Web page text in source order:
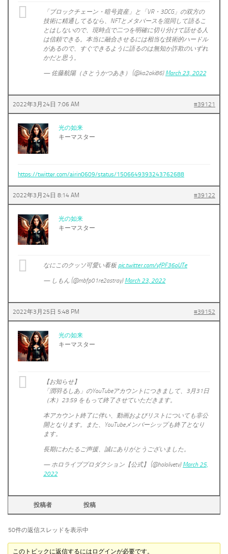
「ブロックチェーン・暗号資産」と「VR・3DCG」の双方の
技術に精通してるなら、NFTとメタバースを混同して語るこ
とはしないので、現時点で二つを明確に切り分けて話せる人
は信頼できる。本当に融合させるには相当な技術的ハードル
があるので、すぐできるように語るのは無知か詐欺のいずれ
かだと思う。
— 佐藤航陽（さとうかつあき） (@ka2aki86) March 23, 2022
2022年3月24日 7:06 AM #39121
光の如来
キーマスター
https://twitter.com/airin0609/status/1506649393243762688
2022年3月24日 8:14 AM #39122
光の如来
キーマスター
なにこのクッソ可愛い看板 pic.twitter.com/vfPF36oUTe
— しもん (@mbfp01re2astray) March 23, 2022
2022年3月25日 5:48 PM #39152
光の如来
キーマスター
【お知らせ】
「潤羽るしあ」のYouTubeアカウントにつきまして、3月31日
（木）23:59 をもって終了させていただきます。
本アカウント終了に伴い、動画およびリストについても非公
開となります。また、YouTubeメンバーシップも終了となり
ます。
長期にわたるご声援、誠にありがとうございました。
— ホロライブプロダクション【公式】 (@hololivetv) March 25,
2022
投稿者 投稿
50件の返信スレッドを表示中
このトピックに返信するにはログインが必要です。